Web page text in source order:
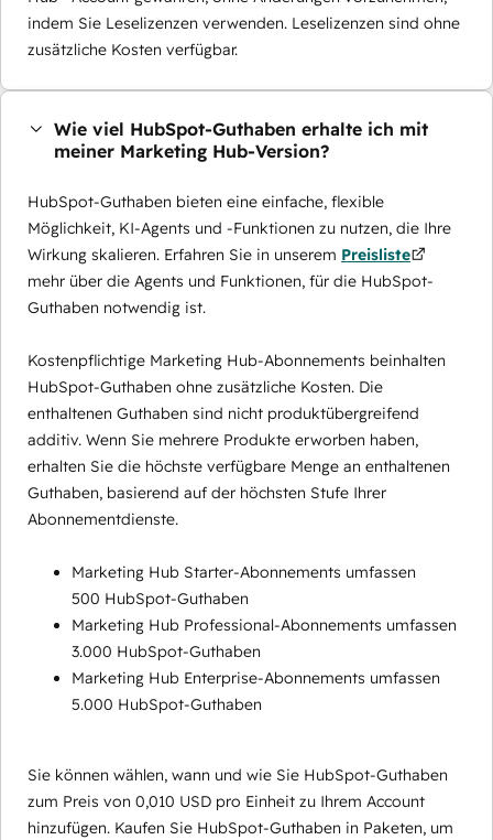
indem Sie Leselizenzen verwenden. Leselizenzen sind ohne
zusätzliche Kosten verfügbar.
Wie viel HubSpot-Guthaben erhalte ich mit
meiner Marketing Hub-Version?
HubSpot-Guthaben bieten eine einfache, flexible
Möglichkeit, KI-Agents und -Funktionen zu nutzen, die Ihre
Wirkung skalieren. Erfahren Sie in unserem Preisliste
mehr über die Agents und Funktionen, für die HubSpot-
Guthaben notwendig ist.
Kostenpflichtige Marketing Hub-Abonnements beinhalten
HubSpot-Guthaben ohne zusätzliche Kosten. Die
enthaltenen Guthaben sind nicht produktübergreifend
additiv. Wenn Sie mehrere Produkte erworben haben,
erhalten Sie die höchste verfügbare Menge an enthaltenen
Guthaben, basierend auf der höchsten Stufe Ihrer
Abonnementdienste.
Marketing Hub Starter-Abonnements umfassen
500 HubSpot-Guthaben
Marketing Hub Professional-Abonnements umfassen
3.000 HubSpot-Guthaben
Marketing Hub Enterprise-Abonnements umfassen
5.000 HubSpot-Guthaben
Sie können wählen, wann und wie Sie HubSpot-Guthaben
zum Preis von 0,010 USD pro Einheit zu Ihrem Account
hinzufügen. Kaufen Sie HubSpot-Guthaben in Paketen, um